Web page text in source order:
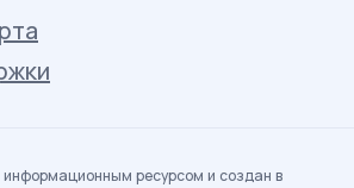
ресурсом и создан в